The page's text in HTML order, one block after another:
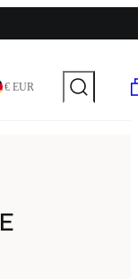
€ EUR